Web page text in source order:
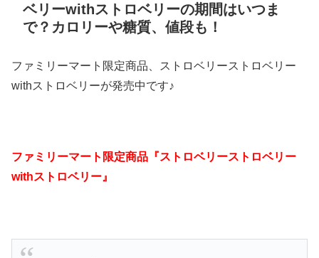
ベリーwithストロベリーの期間はいつま
で？カロリーや糖質、値段も！
ファミリーマート限定商品、ストロベリーストロベリー
withストロベリーが発売中です♪
ファミリーマート限定商品『ストロベリーストロベリー
withストロベリー』